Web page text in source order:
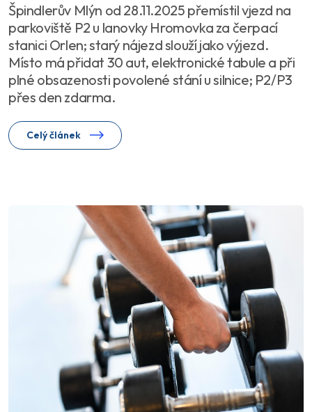
Špindlerův Mlýn od 28.11.2025 přemístil vjezd na
parkoviště P2 u lanovky Hromovka za čerpací
stanici Orlen; starý nájezd slouží jako výjezd.
Místo má přidat 30 aut, elektronické tabule a při
plné obsazenosti povolené stání u silnice; P2/P3
přes den zdarma.
Celý článek